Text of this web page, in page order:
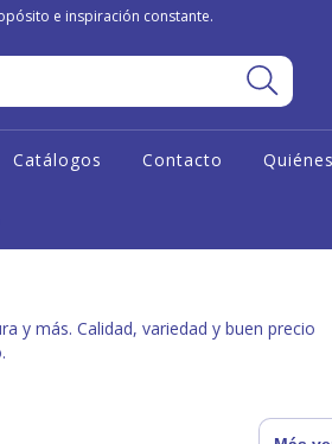
e inspiración constante.
Catálogos Contacto
y más. Calidad, variedad y buen precio